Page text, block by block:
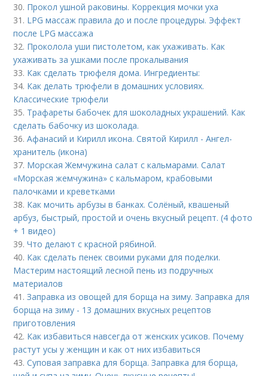
30. Прокол ушной раковины. Коррекция мочки уха
31. LPG массаж правила до и после процедуры. Эффект
после LPG массажа
32. Проколола уши пистолетом, как ухаживать. Как
ухаживать за ушками после прокалывания
33. Как сделать трюфеля дома. Ингредиенты:
34. Как делать трюфели в домашних условиях.
Классические трюфели
35. Трафареты бабочек для шоколадных украшений. Как
сделать бабочку из шоколада.
36.Афанасий и Кирилл икона. Святой Кирилл - Ангел-
хранитель (икона)
37. Морская Жемчужина салат с кальмарами. Салат
«Морская жемчужина» с кальмаром, крабовыми
палочками и креветками
38. Как мочить арбузы в банках. Солёный, квашеный
арбуз, быстрый, простой и очень вкусный рецепт. (4 фото
+ 1 видео)
39.Что делают с красной рябиной.
40. Как сделать пенек своими руками для поделки.
Мастерим настоящий лесной пень из подручных
материалов
41.Заправка из овощей для борща на зиму. Заправка для
борща на зиму - 13 домашних вкусных рецептов
приготовления
42. Как избавиться навсегда от женских усиков. Почему
растут усы у женщин и как от них избавиться
43.Суповая заправка для борща. Заправка для борща,